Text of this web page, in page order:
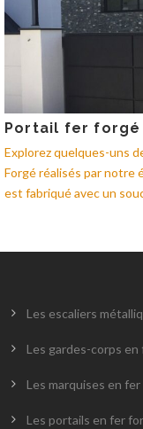
Portail fer forgé
Explorez quelques-uns
Forgé réalisés par notre
est fabriqué avec un
Les escaliers
Les gardes-corps en
Les marquises en
Les portails en fer